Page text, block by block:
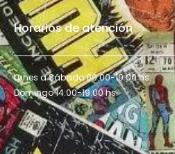
Horarios de atención
Lunes a Sábado 09:00-19:00 hs.
Domingo 14:00-19:00 hs.